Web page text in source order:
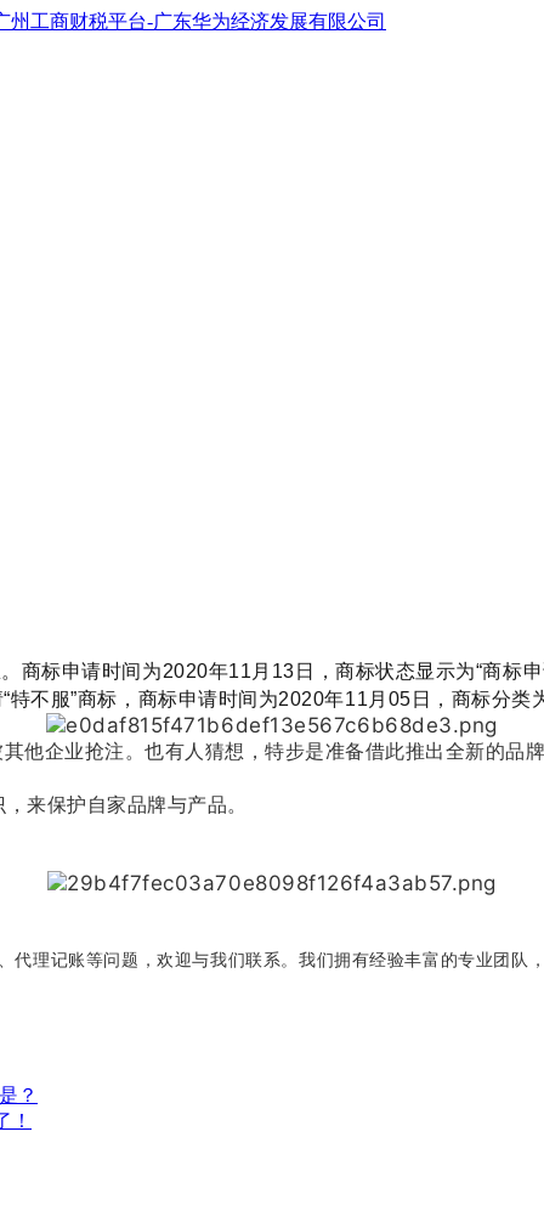
商标申请时间为2020年11月13日，商标状态显示为“商标
特不服”商标，商标申请时间为2020年11月05日，商标分类
其他企业抢注。也有人猜想，特步是准备借此推出全新的品
来保护自家品牌与产品。
理记账等问题，欢迎与我们联系。我们拥有经验丰富的专业团
？
！